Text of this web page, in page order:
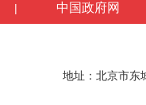
| 中国政府网
地址：北京市东